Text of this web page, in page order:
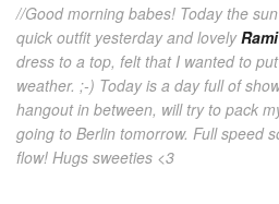
//Good morning babes! Today the
quick outfit yesterday and lovelyRami
dress to a top, felt that I wanted to
weather. ;-) Today is a day full of
hangout in between, will try to pack
going to Berlin tomorrow. Full speed
flow! Hugs sweeties <3